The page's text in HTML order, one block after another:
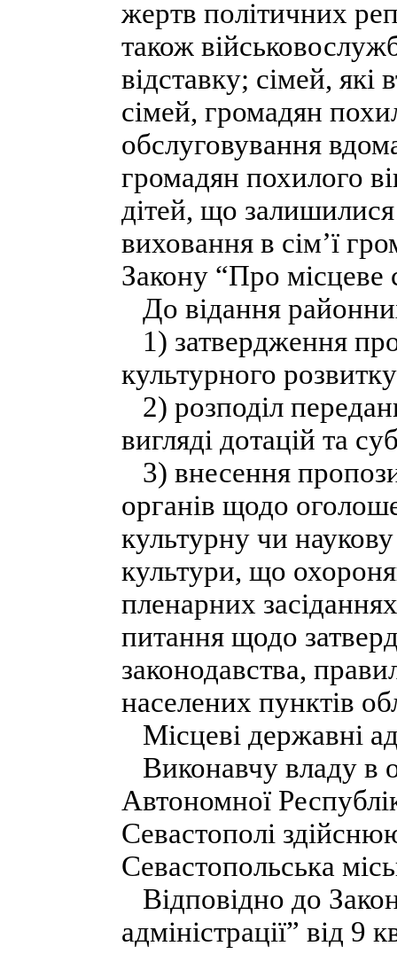
жертв політичних
також
відставку; сімей, які
сімей, громадян
обслуговування
громадян похилого
дітей, що
виховання в сім’ї
Закону “Про місцеве
До відання
1) затвердження
культурного
2) розподіл
вигляді дотацій та
3) внесення
органів щодо
культурну чи наукову
культури, що
пленарних
питання щодо
законодавства,
населених пунктів
Місцеві державні
Виконавчу владу в
Автономної
Севастополі
Севастопольська
Відповідно до
адміністрації” від 9